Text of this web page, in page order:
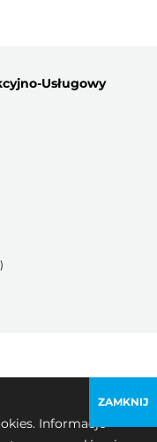
Informacje
ZAMKNIJ
Usługowy